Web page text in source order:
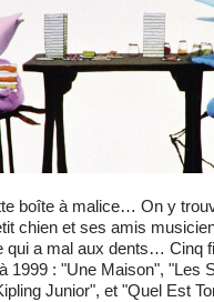
chien et ses amis
qui a mal aux dents… Cinq
1999 : "Une Maison", "Les
Junior", et "Quel Est